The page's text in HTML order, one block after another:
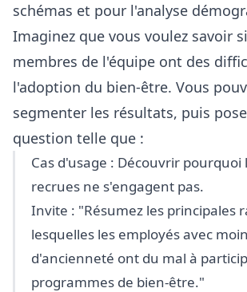
schémas et pour l'analyse
Imaginez que vous voulez savoir
membres de l'équipe ont des
l'adoption du bien-être. Vous
segmenter les résultats, puis
question telle que :
Cas d'usage : Découvrir pourquoi
recrues ne s'engagent pas.
Invite : "Résumez les principales
lesquelles les employés avec
d'ancienneté ont du mal à
programmes de bien-être."